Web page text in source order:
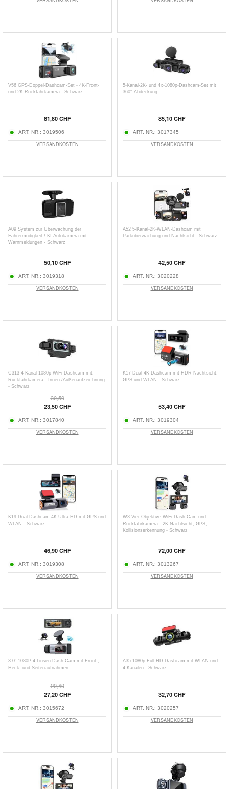
V56 GPS-Doppel-Dashcam-Set - 4K-Front-
und 2K-Rückfahrkamera - Schwarz
81,80 CHF
ART. NR.: 3019506
VERSANDKOSTEN
5-Kanal-2K- und 4x-1080p-Dashcam-Set mit
360°-Abdeckung
85,10 CHF
ART. NR.: 3017345
VERSANDKOSTEN
A09 System zur Überwachung der
Fahrermüdigkeit / KI-Autokamera mit
Warnmeldungen - Schwarz
50,10 CHF
ART. NR.: 3019318
VERSANDKOSTEN
A52 5-Kanal-2K-WLAN-Dashcam mit
Parküberwachung und Nachtsicht - Schwarz
42,50 CHF
ART. NR.: 3020228
VERSANDKOSTEN
C313 4-Kanal-1080p-WiFi-Dashcam mit
Rückfahrkamera - Innen-/Außenaufzeichnung
- Schwarz
30,50
23,50 CHF
ART. NR.: 3017840
VERSANDKOSTEN
K17 Dual-4K-Dashcam mit HDR-Nachtsicht,
GPS und WLAN - Schwarz
53,40 CHF
ART. NR.: 3019304
VERSANDKOSTEN
K19 Dual-Dashcam 4K Ultra HD mit GPS und
WLAN - Schwarz
46,90 CHF
ART. NR.: 3019308
VERSANDKOSTEN
W3 Vier Objektive WiFi Dash Cam und
Rückfahrkamera - 2K Nachtsicht, GPS,
Kollisionserkennung - Schwarz
72,00 CHF
ART. NR.: 3013267
VERSANDKOSTEN
3.0" 1080P 4-Linsen Dash Cam mit Front-,
Heck- und Seitenaufnahmen
29,40
27,20 CHF
ART. NR.: 3015672
VERSANDKOSTEN
A35 1080p Full-HD-Dashcam mit WLAN und
4 Kanälen - Schwarz
32,70 CHF
ART. NR.: 3020257
VERSANDKOSTEN